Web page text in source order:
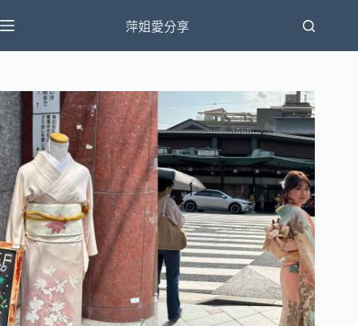
至
主
容
萍姐愛分享